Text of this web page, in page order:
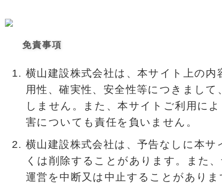
免責事項
横山建設株式会社は、本サイト上の
用性、確実性、安全性等につきまし
しません。また、本サイトご利用に
害についても責任を負いません。
横山建設株式会社は、予告なしに本
くは削除することがあります。また
運営を中断又は中止することがあり